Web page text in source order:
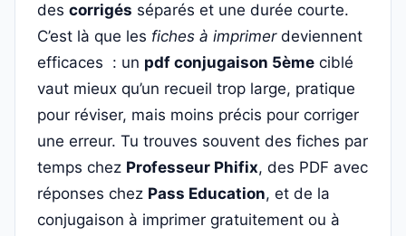
des corrigés séparés et une durée courte.
C’est là que les fiches à imprimerdeviennent
efficaces : un pdf conjugaison 5ème ciblé
vaut mieux qu’un recueil trop large, pratique
pour réviser, mais moins précis pour corriger
une erreur. Tu trouves souvent des fiches par
temps chez Professeur Phifix, des PDF avec
réponses chez Pass Education, et de la
conjugaison à imprimer gratuitement ou à